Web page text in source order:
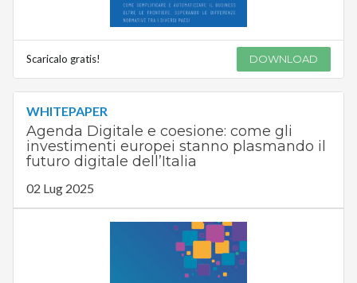
Scaricalo gratis! DOWNLOAD
WHITEPAPER
Agenda Digitale e coesione: come gli
investimenti europei stanno plasmando il
futuro digitale dell’Italia
02 Lug 2025